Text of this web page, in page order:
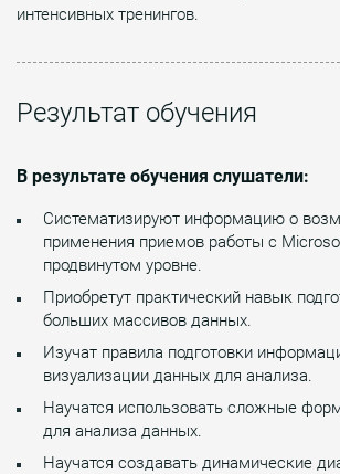
интенсивных тренингов.
Результат обучения
В результате обучения слушатели:
Систематизируют информацию о
применения приемов работы с
продвинутом уровне.
Приобретут практический навык
больших массивов данных.
Изучат правила подготовки
визуализации данных для анализа.
Научатся использовать сложные
для анализа данных.
Научатся создавать динамические